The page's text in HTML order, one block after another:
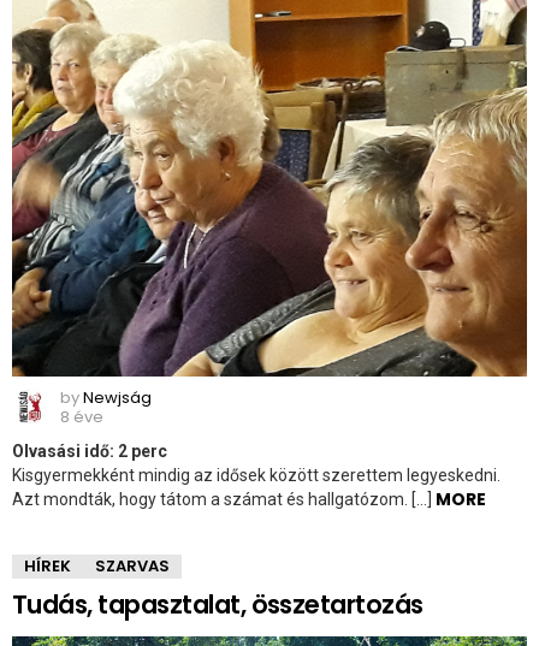
byNewjság
8 éve
Olvasási idő: 2 perc
Kisgyermekként mindig az idősek között szerettem legyeskedni.
Azt mondták, hogy tátom a számat és hallgatózom. […] MORE
HÍREK SZARVAS
Tudás, tapasztalat, összetartozás